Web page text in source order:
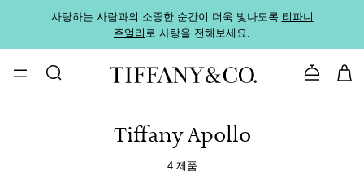
사랑하는 사람과의 소중한 순간이 더욱 빛나도록 티파니
주얼리로 사랑을 전해보세요.
문의하기
Tiffany Apollo
4 제품